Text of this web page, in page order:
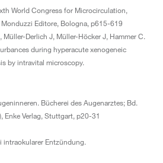
World Congress for Microcirculation,
Monduzzi Editore, Bologna, p615-619
Müller-Derlich J, Müller-Höcker J, Hammer C.
during hyperacute xenogeneic
by intravital microscopy.
Bücherei des Augenarztes; Bd.
Enke Verlag, Stuttgart, p20-31
intraokularer Entzündung.